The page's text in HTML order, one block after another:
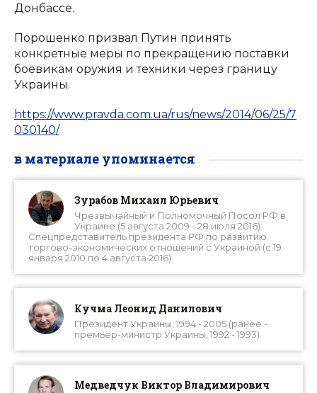
Донбассе.
Порошенко призвал Путин принять
конкретные меры по прекращению поставки
боевикам оружия и техники через границу
Украины.
https://www.pravda.com.ua/rus/news/2014/06/25/7
030140/
в материале упоминается
Зурабов Михаил Юрьевич
Чрезвычайный и Полномочный Посол РФ в
Украине (5 августа 2009 - 28 июля 2016).
Спецпредставитель президента РФ по развитию
торгово-экономических отношений с Украиной (c 19
января 2010 по 4 августа 2016).
Кучма Леонид Данилович
Президент Украины, 1994 - 2005 (ранее -
премьер-министр Украины, 1992 - 1993)
Медведчук Виктор Владимирович